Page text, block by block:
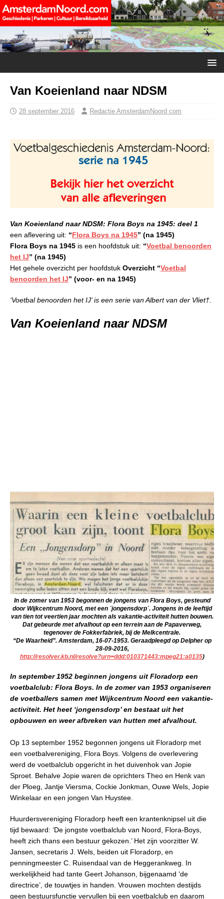
Van Koeienland naar NDSM
28 september 2016 Redactie AmsterdamNoord com
Van Koeienland naar NDSM: Flora Boys na 1945: deel 1
een aflevering uit: “Flora Boys na 1945” (na 1945)
Flora Boys na 1945 is een hoofdstuk uit: “Voetbal benoorden
het IJ” (na 1945)
Het gehele overzicht per hoofdstuk Overzicht “Voetbal
benoorden het IJ” (voor- en na 1945)
‘Voetbal benoorden het IJ’ is een serie van Albert van der Vliet†.
Van Koeienland naar NDSM
In de zomer van 1953 begonnen de jongens van Flora Boys, gesteund
door Wijkcentrum Noord, met een ´jongensdorp´. Jongens in de leeftijd
van tien tot veertien jaar mochten als vakantie-activiteit hutten bouwen.
Dat gebeurde met afvalhout op een terrein aan de Papaverweg,
tegenover de Fokkerfabriek, bij de Melkcentrale.
“De Waarheid”. Amsterdam, 16-07-1953. Geraadpleegd op Delpher op
28-09-2016,
http://resolver.kb.nl/resolve?urn=ddd:010371443:mpeg21:a0135)
In september 1952 beginnen jongens uit Floradorp een
voetbalclub: Flora Boys. In de zomer van 1953 organiseren
de voetballers samen met Wijkcentrum Noord een vakantie-
activiteit. Het heet ‘jongensdorp’ en bestaat uit het
opbouwen en weer afbreken van hutten met afvalhout.
Op 13 september 1952 begonnen jongens uit Floradorp met
een voetbalvereniging, Flora Boys. Volgens de overlevering
werd de voetbalclub opgericht in het duivenhok van Jopie
Sproet. Behalve Jopie waren de oprichters Theo en Henk van
der Ploeg, Jantje Viersma, Cockie Jonkman, Ouwe Wels, Jopie
Winkelaar en een jongen Van Huystee.
Huurdersvereniging Floradorp heeft een krantenknipsel uit die
tijd bewaard: ‘De jongste voetbalclub van Noord, Flora-Boys,
heeft zich thans een bestuur gekozen.’ Het zijn voorzitter W.
Jansen, secretaris J. Wels, beiden uit Floradorp, en
penningmeester C. Ruisendaal van de Heggerankweg. In
werkelijkheid had tante Geert Johanson, bijgenaamd ‘de
directrice’, de touwtjes in handen. Vrouwen mochten destijds
geen bestuursfunctie vervullen bij een voetbalclub en daarom